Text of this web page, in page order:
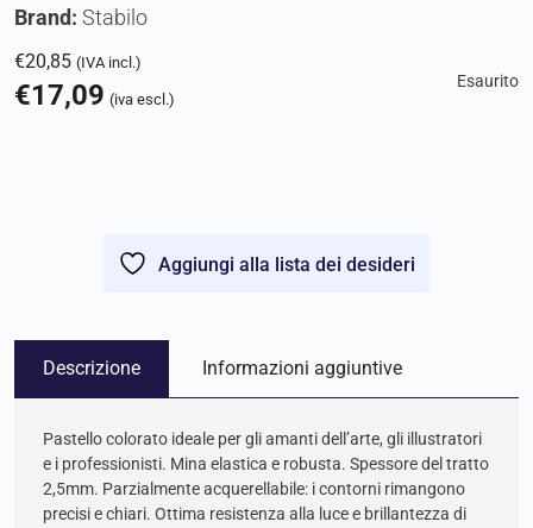
Brand: Stabilo
€20,85 (IVA incl.)
€17,09 (iva escl.)
Esaurito
Aggiungi alla lista dei desideri
Descrizione Informazioni aggiuntive
Pastello colorato ideale per gli amanti dell’arte, gli illustratori
e i professionisti. Mina elastica e robusta. Spessore del tratto
2,5mm. Parzialmente acquerellabile: i contorni rimangono
precisi e chiari. Ottima resistenza alla luce e brillantezza di